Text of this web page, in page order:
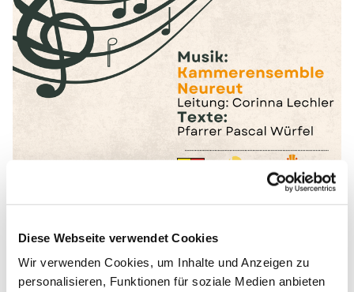
Diese Webseite verwendet Cookies
Wir verwenden Cookies, um Inhalte und Anzeigen zu
personalisieren, Funktionen für soziale Medien anbieten